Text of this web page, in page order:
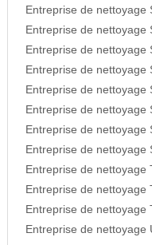
Entreprise de nettoyage
Entreprise de nettoyage
Entreprise de nettoyage
Entreprise de nettoyage
Entreprise de nettoyage
Entreprise de nettoyage
Entreprise de nettoyage
Entreprise de nettoyage
Entreprise de nettoyage
Entreprise de nettoyage
Entreprise de nettoyage
Entreprise de nettoyage